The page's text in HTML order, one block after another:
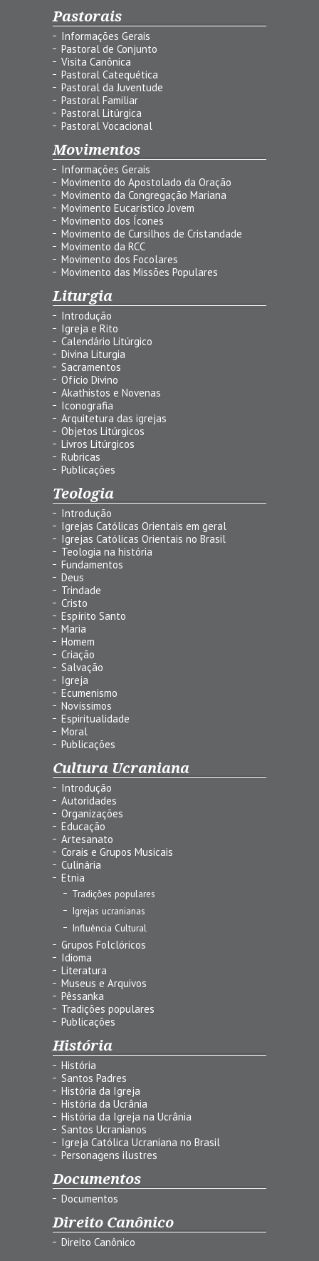
Pastorais
Informações Gerais
Pastoral de Conjunto
Visita Canônica
Pastoral Catequética
Pastoral da Juventude
Pastoral Familiar
Pastoral Litúrgica
Pastoral Vocacional
Movimentos
Informações Gerais
Movimento do Apostolado da Oração
Movimento da Congregação Mariana
Movimento Eucarístico Jovem
Movimento dos Ícones
Movimento de Cursilhos de Cristandade
Movimento da RCC
Movimento dos Focolares
Movimento das Missões Populares
Liturgia
Introdução
Igreja e Rito
Calendário Litúrgico
Divina Liturgia
Sacramentos
Ofício Divino
Akathistos e Novenas
Iconografia
Arquitetura das igrejas
Objetos Litúrgicos
Livros Litúrgicos
Rubricas
Publicações
Teologia
Introdução
Igrejas Católicas Orientais em geral
Igrejas Católicas Orientais no Brasil
Teologia na história
Fundamentos
Deus
Trindade
Cristo
Espírito Santo
Maria
Homem
Criação
Salvação
Igreja
Ecumenismo
Novíssimos
Espiritualidade
Moral
Publicações
Cultura Ucraniana
Introdução
Autoridades
Organizações
Educação
Artesanato
Corais e Grupos Musicais
Culinária
Etnia
Tradições populares
Igrejas ucranianas
Influência Cultural
Grupos Folclóricos
Idioma
Literatura
Museus e Arquivos
Pêssanka
Tradições populares
Publicações
História
História
Santos Padres
História da Igreja
História da Ucrânia
História da Igreja na Ucrânia
Santos Ucranianos
Igreja Católica Ucraniana no Brasil
Personagens ilustres
Documentos
Documentos
Direito Canônico
Direito Canônico